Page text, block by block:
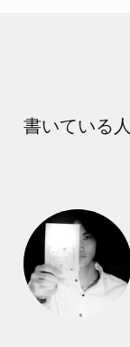
書いている人